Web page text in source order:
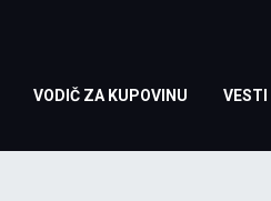
VODIČ ZA KUPOVINU VESTI